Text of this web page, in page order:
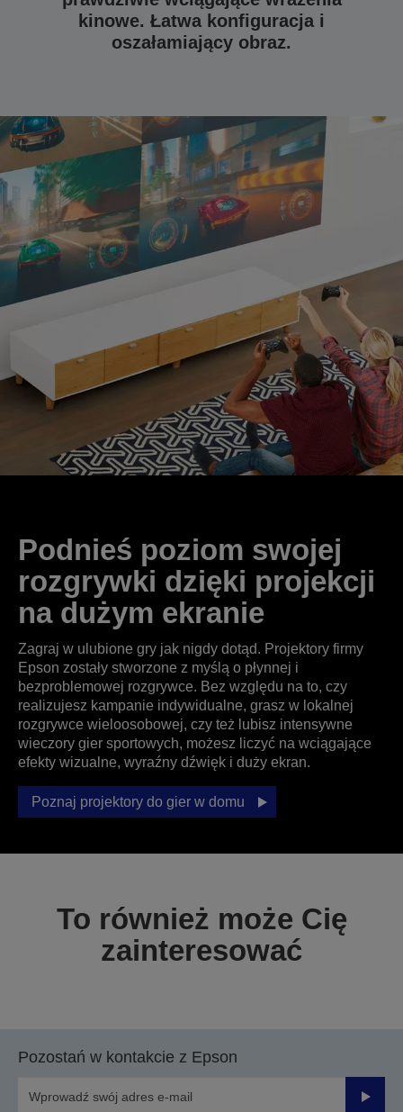
kinowe. Łatwa konfiguracja i
oszałamiający obraz.
Podnieś poziom swojej
rozgrywki dzięki projekcji
na dużym ekranie
Zagraj w ulubione gry jak nigdy dotąd. Projektory firmy
Epson zostały stworzone z myślą o płynnej i
bezproblemowej rozgrywce. Bez względu na to, czy
realizujesz kampanie indywidualne, grasz w lokalnej
rozgrywce wieloosobowej, czy też lubisz intensywne
wieczory gier sportowych, możesz liczyć na wciągające
efekty wizualne, wyraźny dźwięk i duży ekran.
Poznaj projektory do gier w domu
To również może Cię
zainteresować
Pozostań w kontakcie z Epson